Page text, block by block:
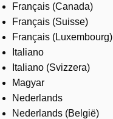
Français (Canada)
Français (Suisse)
Français (Luxembourg)
Italiano
Italiano (Svizzera)
Magyar
Nederlands
Nederlands (België)